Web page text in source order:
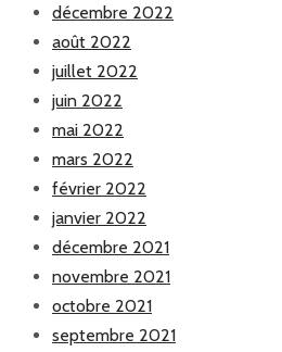
décembre 2022
août 2022
juillet 2022
juin 2022
mai 2022
mars 2022
février 2022
janvier 2022
décembre 2021
novembre 2021
octobre 2021
septembre 2021